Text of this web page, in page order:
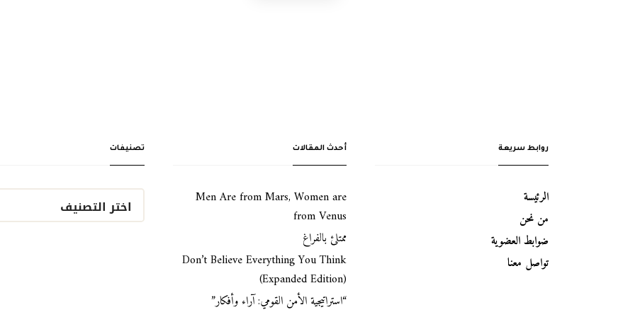
روابط سريعة
الرئيسة
من نحن
ضوابط العضوية
تواصل معنا
أحدث المقالات
Men Are from Mars, Women are
from Venus
ممتلئ بالفراغ
Don’t Believe Everything You Think
(Expanded Edition)
“استراتيجية الأمن القومي: آراء وأفكار”
تصنيفات